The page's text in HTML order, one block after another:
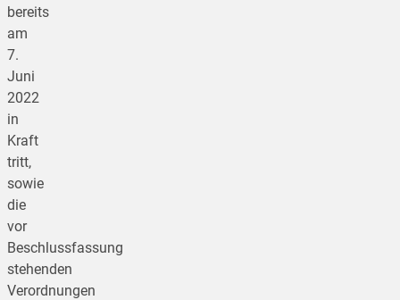
bereits
am
7.
Juni
2022
in
Kraft
tritt,
sowie
die
vor
Beschlussfassung
stehenden
Verordnungen